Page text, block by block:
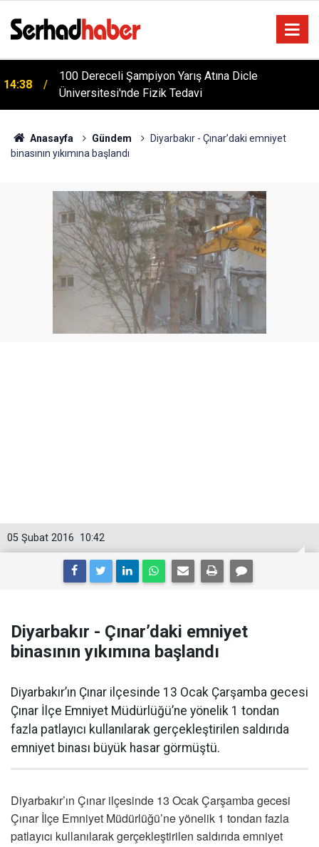
14:38
100 Dereceli Şampiyon Yarış Atına Dicle
Üniversitesi'nde Fizik Tedavi
Anasayfa Gündem
Diyarbakır - Çınar’daki emniyet
binasının yıkımına başlandı
10:42
05 Şubat 2016
Diyarbakır - Çınar’daki emniyet
binasının yıkımına başlandı
Diyarbakır’ın Çınar ilçesinde 13 Ocak Çarşamba gecesi
Çınar İlçe Emniyet Müdürlüğü’ne yönelik 1 tondan
fazla patlayıcı kullanılarak gerçekleştirilen saldırıda
emniyet binası büyük hasar görmüştü.
Diyarbakır’ın Çınar ilçesinde 13 Ocak Çarşamba gecesi
Çınar İlçe Emniyet Müdürlüğü’ne yönelik 1 tondan fazla
patlayıcı kullanılarak gerçekleştirilen saldırıda emniyet